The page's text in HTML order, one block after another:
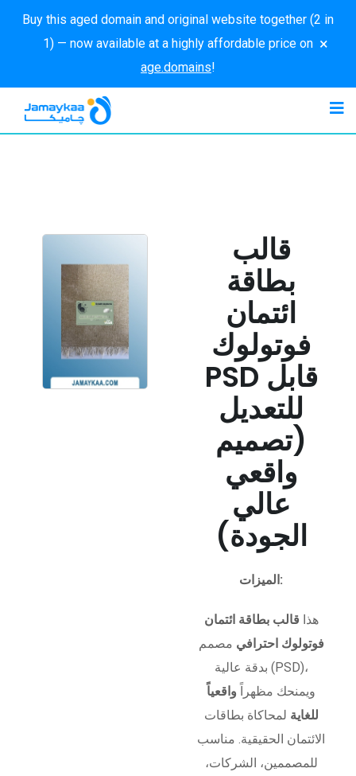
Buy this aged domain and original website together (2 in
1) — now available at a highly affordable price on
age.domains!
×
قالب
بطاقة
ائتمان
فوتولوك
PSD قابل
للتعديل
(تصميم
واقعي
عالي
الجودة)
الميزات:
هذا قالب بطاقة ائتمان
فوتولوك احترافي مصمم
بدقة عالية (PSD)،
ويمنحك مظهراً واقعياً
للغاية لمحاكاة بطاقات
الائتمان الحقيقية. مناسب
للمصممين، الشركات،